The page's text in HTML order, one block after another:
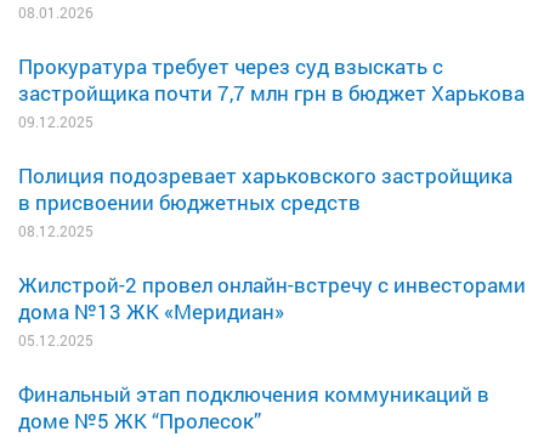
08.01.2026
Прокуратура требует через суд взыскать с
застройщика почти 7,7 млн грн в бюджет Харькова
09.12.2025
Полиция подозревает харьковского застройщика
в присвоении бюджетных средств
08.12.2025
Жилстрой-2 провел онлайн-встречу с инвесторами
дома №13 ЖК «Меридиан»
05.12.2025
Финальный этап подключения коммуникаций в
доме №5 ЖК “Пролесок”